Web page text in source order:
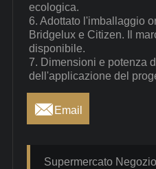
ecologica.
6. Adottato l'imballaggio
Bridgelux e Citizen. Il
disponibile.
7. Dimensioni e potenza
dell'applicazione del
 Email
Supermercato